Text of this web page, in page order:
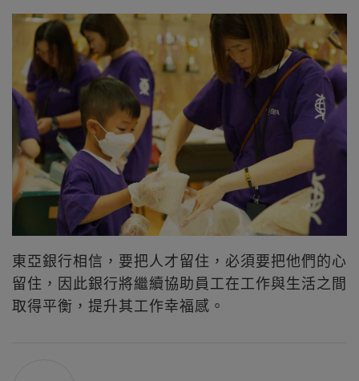
東亞銀行相信，要把人才留住，必須要把他們的心
留住，因此銀行將繼續協助員工在工作與生活之間
取得平衡，提升其工作幸福感。